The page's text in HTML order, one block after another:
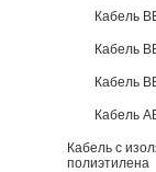
Кабель
Кабель
Кабель
Кабель
Кабель с
полиэтилена